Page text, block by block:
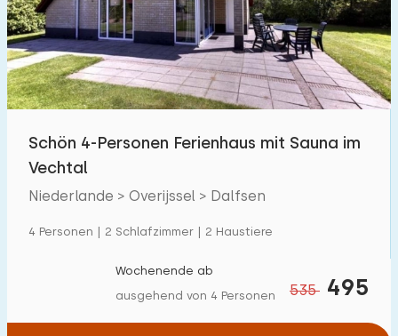
Schön 4-Personen Ferienhaus mit Sauna im
Vechtal
Niederlande > Overijssel > Dalfsen
4 Personen | 2 Schlafzimmer | 2 Haustiere
535 495
Wochenende ab
ausgehend von 4 Personen